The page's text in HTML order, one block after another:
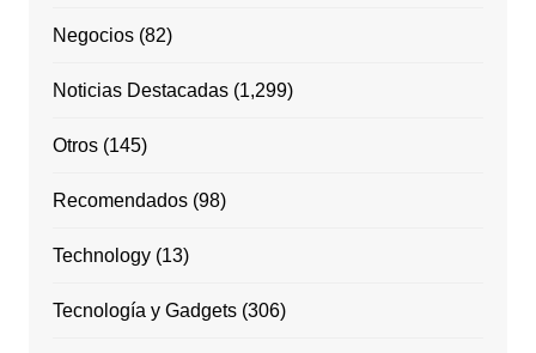
Negocios(82)
Noticias Destacadas(1,299)
Otros(145)
Recomendados(98)
Technology(13)
Tecnología y Gadgets(306)